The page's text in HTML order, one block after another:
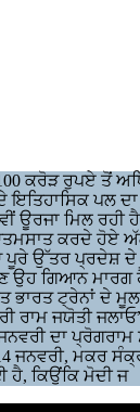
ਕਰੋੜ ਰੁਪਏ ਤੋਂ
ਪਲ
ਊਰਜਾ ਮਿਲ ਰਹੀ
ਕਰਦੇ ਹੋਏ
ਉੱਤਰ ਪ੍ਰਦੇਸ਼ ਦੇ
ਉਹ ਗਿਆਨ ਮਾਰਗ
ਭਾਰਤ ਟ੍ਰੇਨਾਂ ਦੇ ਮੂਲ
ਰਾਮ ਜਯੋਤੀ
ਦਾ
ਜਨਵਰੀ, ਮਕਰ
ਹੈ, ਕਿਉਂਕਿ ਮੋਦੀ ਜ